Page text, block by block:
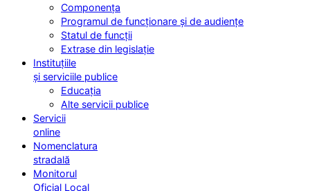
Componența
Programul de funcționare și de audiențe
Statul de funcții
Extrase din legislație
Instituțiile
și serviciile publice
Educația
Alte servicii publice
Servicii
online
Nomenclatura
stradală
Monitorul
Oficial Local